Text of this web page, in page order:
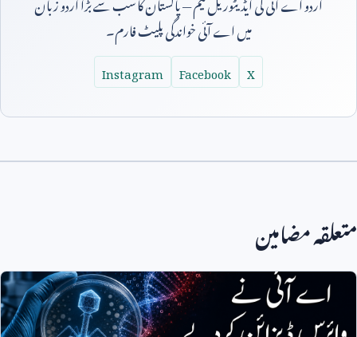
میں اے آئی خواندگی پلیٹ فارم۔
X
Facebook
Instagram
متعلقہ مضامین